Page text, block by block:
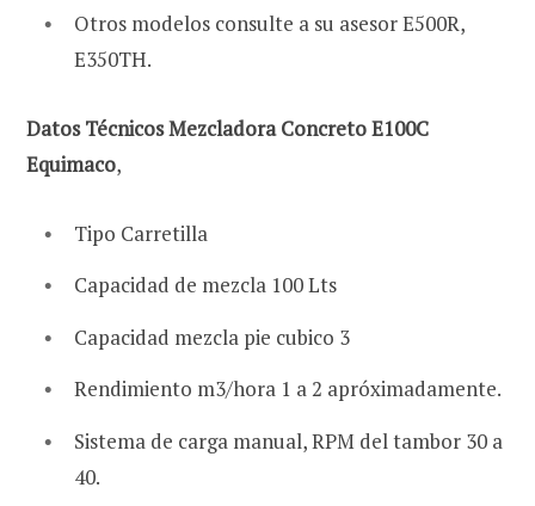
Otros modelos consulte a su asesor E500R,
E350TH.
Datos Técnicos Mezcladora Concreto E100C
Equimaco,
Tipo Carretilla
Capacidad de mezcla 100 Lts
Capacidad mezcla pie cubico 3
Rendimiento m3/hora 1 a 2 apróximadamente.
Sistema de carga manual, RPM del tambor 30 a
40.